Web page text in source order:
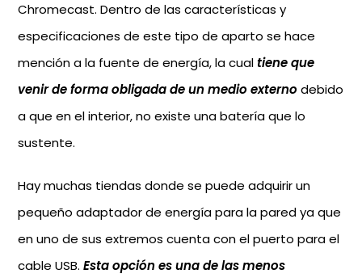
Chromecast. Dentro de las características y
especificaciones de este tipo de aparto se hace
mención a la fuente de energía, la cualtiene que
venir de forma obligada de un medio externo debido
a que en el interior, no existe una batería que lo
sustente.
Hay muchas tiendas donde se puede adquirir un
pequeño adaptador de energía para la pared ya que
en uno de sus extremos cuenta con el puerto para el
cable USB.Esta opción es una de las menos